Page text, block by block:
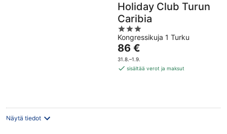
Holiday Club Turun
Caribia
3
out
of
5
Kongressikuja 1 Turku
Hinta
on
86 €
86 €
31.8.–1.9.
sisältää verot ja maksut
Näytä tiedot